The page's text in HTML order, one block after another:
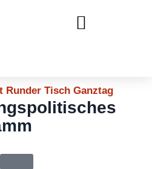
Runder Tisch Ganztag